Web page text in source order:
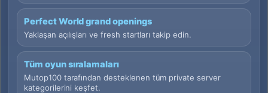
Perfect World grand openings
Yaklaşan açılışları ve fresh startları takip edin.
Tüm oyun sıralamaları
Mutop100 tarafından desteklenen tüm private server
kategorilerini keşfet.